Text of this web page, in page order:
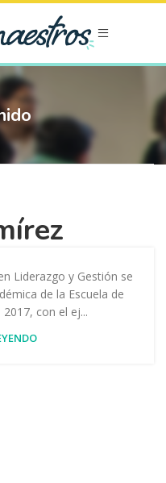
Liderazgo y Gestión se
de la Escuela de
con el ej...